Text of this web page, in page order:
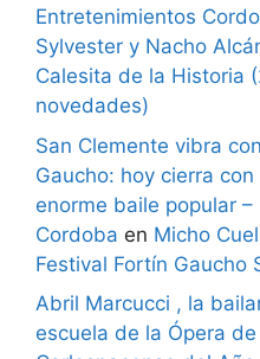
Entretenimientos
Sylvester y Nacho
Calesita de la Historia
novedades)
San Clemente vibra
Gaucho: hoy cierra
enorme baile popular
Cordoba en Micho
Festival Fortín Gaucho
Abril Marcucci , la
escuela de la Ópera